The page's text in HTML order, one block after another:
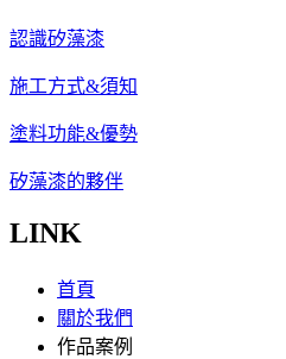
認識矽藻漆
施工方式&須知
塗料功能&優勢
矽藻漆的夥伴
LINK
首頁
關於我們
作品案例